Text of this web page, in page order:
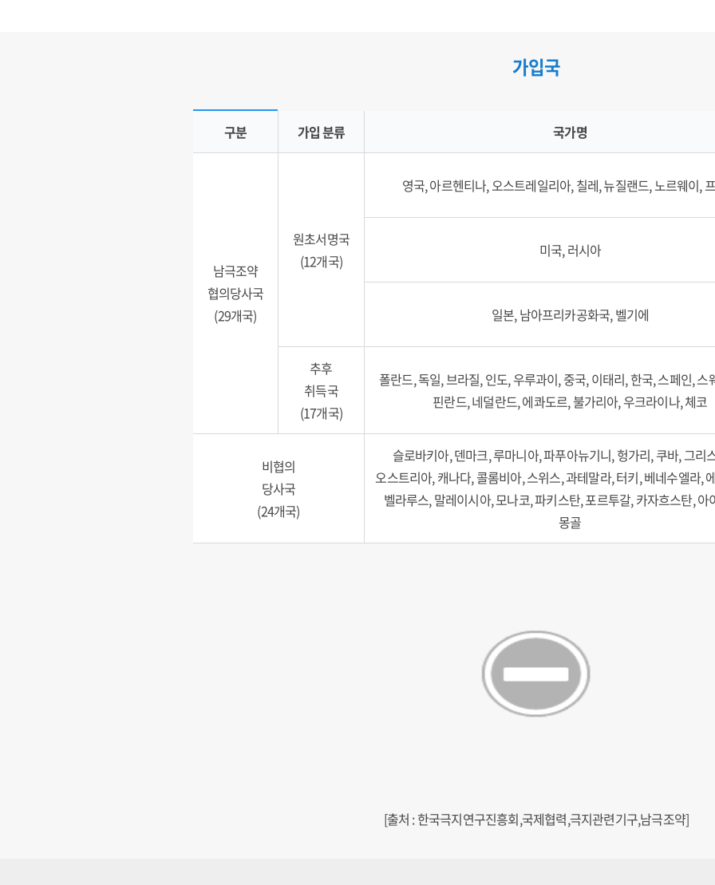
가입국
가입국 현황
구분 가입 분류 국가명
남극조약
협의당사국
(29개국)
원초서명국
(12개국)
영국, 아르헨티나, 오스트레일리아, 칠레, 뉴질랜드, 노르웨이,
미국, 러시아
일본, 남아프리카공화국, 벨기에
추후
취득국
(17개국)
폴란드, 독일, 브라질, 인도, 우루과이, 중국, 이태리, 한국, 스페인, 스
핀란드, 네덜란드, 에콰도르, 불가리아, 우크라이나, 체코
비협의
당사국
(24개국)
슬로바키아, 덴마크, 루마니아, 파푸아뉴기니, 헝가리, 쿠바, 그리
오스트리아, 캐나다, 콜롬비아, 스위스, 과테말라, 터키, 베네수엘라,
벨라루스, 말레이시아, 모나코, 파키스탄, 포르투갈, 카자흐스탄, 아
몽골
[출처 : 한국극지연구진흥회,국제협력,극지관련기구,남극조약]